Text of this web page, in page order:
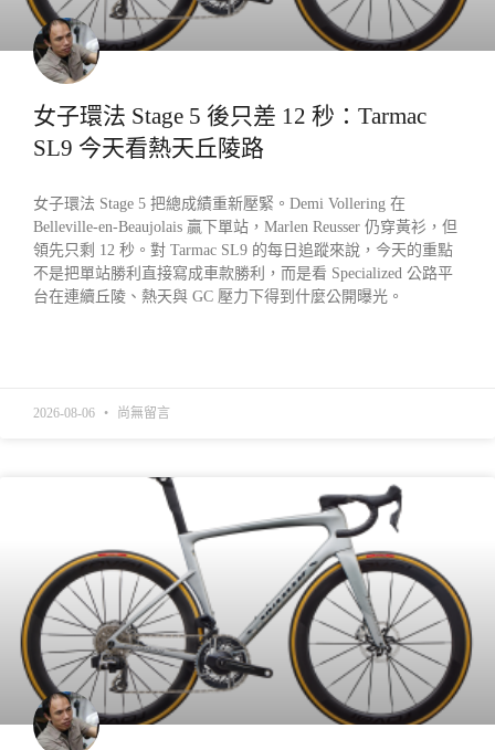
女子環法 Stage 5 後只差 12 秒：Tarmac
SL9 今天看熱天丘陵路
女子環法 Stage 5 把總成績重新壓緊。Demi Vollering 在
Belleville-en-Beaujolais 贏下單站，Marlen Reusser 仍穿黃衫，但
領先只剩 12 秒。對 Tarmac SL9 的每日追蹤來說，今天的重點
不是把單站勝利直接寫成車款勝利，而是看 Specialized 公路平
台在連續丘陵、熱天與 GC 壓力下得到什麼公開曝光。
2026-08-06 尚無留言